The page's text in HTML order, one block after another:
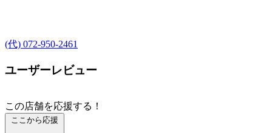
(代) 072-950-2461
ユーザーレビュー
この店舗を応援する！
ここから応援